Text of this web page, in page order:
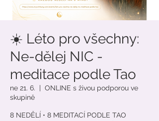
☀️ Léto pro všechny:
Ne-dělej NIC -
meditace podle Tao
ne 21. 6.
  |
ONLINE s živou podporou ve
skupině
8 NEDĚLÍ • 8 MEDITACÍ PODLE TAO